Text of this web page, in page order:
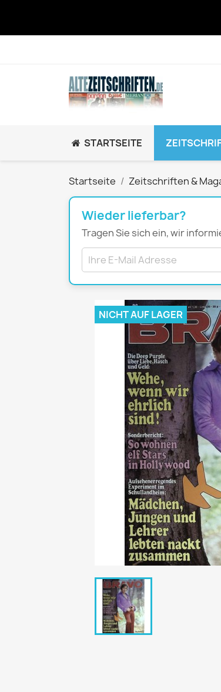
STARTSEITE
Startseite Zeitschriften &
Wieder lieferbar?
Tragen Sie sich ein, wir
NICHT AUF LAGER